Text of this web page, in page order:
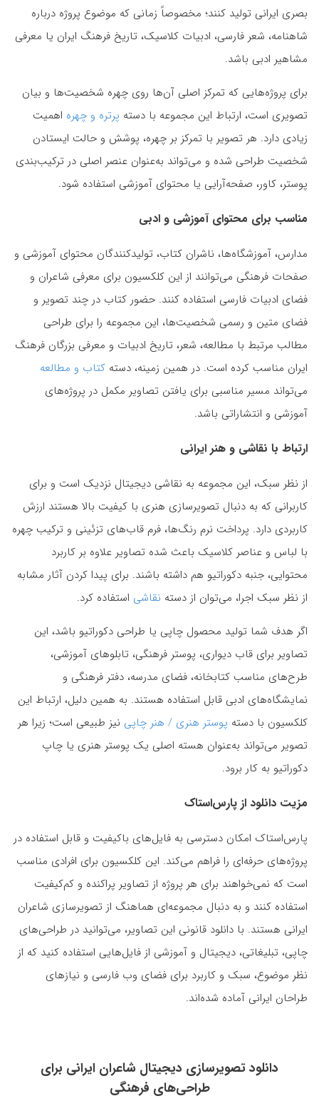
بصری ایرانی تولید کنند؛ مخصوصاً زمانی که موضوع پروژه درباره
شاهنامه، شعر فارسی، ادبیات کلاسیک، تاریخ فرهنگ ایران یا معرفی
مشاهیر ادبی باشد.
برای پروژه‌هایی که تمرکز اصلی آن‌ها روی چهره شخصیت‌ها و بیان
تصویری است، ارتباط این مجموعه با دسته پرتره و چهره اهمیت
زیادی دارد. هر تصویر با تمرکز بر چهره، پوشش و حالت ایستادن
شخصیت طراحی شده و می‌تواند به‌عنوان عنصر اصلی در ترکیب‌بندی
پوستر، کاور، صفحه‌آرایی یا محتوای آموزشی استفاده شود.
مناسب برای محتوای آموزشی و ادبی
مدارس، آموزشگاه‌ها، ناشران کتاب، تولیدکنندگان محتوای آموزشی و
صفحات فرهنگی می‌توانند از این کلکسیون برای معرفی شاعران و
فضای ادبیات فارسی استفاده کنند. حضور کتاب در چند تصویر و
فضای متین و رسمی شخصیت‌ها، این مجموعه را برای طراحی
مطالب مرتبط با مطالعه، شعر، تاریخ ادبیات و معرفی بزرگان فرهنگ
ایران مناسب کرده است. در همین زمینه، دسته کتاب و مطالعه
می‌تواند مسیر مناسبی برای یافتن تصاویر مکمل در پروژه‌های
آموزشی و انتشاراتی باشد.
ارتباط با نقاشی و هنر ایرانی
از نظر سبک، این مجموعه به نقاشی دیجیتال نزدیک است و برای
کاربرانی که به دنبال تصویرسازی هنری با کیفیت بالا هستند ارزش
کاربردی دارد. پرداخت نرم رنگ‌ها، فرم قاب‌های تزئینی و ترکیب چهره
با لباس و عناصر کلاسیک باعث شده تصاویر علاوه بر کاربرد
محتوایی، جنبه دکوراتیو هم داشته باشند. برای پیدا کردن آثار مشابه
از نظر سبک اجرا، می‌توان از دسته نقاشی استفاده کرد.
اگر هدف شما تولید محصول چاپی یا طراحی دکوراتیو باشد، این
تصاویر برای قاب دیواری، پوستر فرهنگی، تابلوهای آموزشی،
طرح‌های مناسب کتابخانه، فضای مدرسه، دفتر فرهنگی و
نمایشگاه‌های ادبی قابل استفاده هستند. به همین دلیل، ارتباط این
کلکسیون با دسته پوستر هنری / هنر چاپی نیز طبیعی است؛ زیرا هر
تصویر می‌تواند به‌عنوان هسته اصلی یک پوستر هنری یا چاپ
دکوراتیو به کار برود.
مزیت دانلود از پارس‌استاک
پارس‌استاک امکان دسترسی به فایل‌های باکیفیت و قابل استفاده در
پروژه‌های حرفه‌ای را فراهم می‌کند. این کلکسیون برای افرادی مناسب
است که نمی‌خواهند برای هر پروژه از تصاویر پراکنده و کم‌کیفیت
استفاده کنند و به دنبال مجموعه‌ای هماهنگ از تصویرسازی شاعران
ایرانی هستند. با دانلود قانونی این تصاویر، می‌توانید در طراحی‌های
چاپی، تبلیغاتی، دیجیتال و آموزشی از فایل‌هایی استفاده کنید که از
نظر موضوع، سبک و کاربرد برای فضای وب فارسی و نیازهای
طراحان ایرانی آماده شده‌اند.
دانلود تصویرسازی دیجیتال شاعران ایرانی برای
طراحی‌های فرهنگی